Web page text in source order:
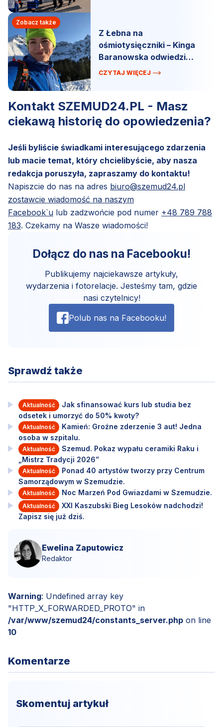
Zobacz także
Z Łebna na
ośmiotysięczniki – Kinga
Baranowska odwiedzi
rodzinną miejscowość!
CZYTAJ WIĘCEJ
Kontakt SZEMUD24.PL - Masz
ciekawą historię do opowiedzenia?
Jeśli byliście świadkami interesującego zdarzenia
lub macie temat, który chcielibyście, aby nasza
redakcja poruszyła, zapraszamy do kontaktu!
Napiszcie do nas na adres biuro@szemud24.pl
zostawcie wiadomość na naszym
Facebook`u lub zadzwońcie pod numer +48 789 788
183. Czekamy na Wasze wiadomości!
Dołącz do nas na Facebooku!
Publikujemy najciekawsze artykuły,
wydarzenia i fotorelacje. Jesteśmy tam, gdzie
nasi czytelnicy!
Polub nas na Facebooku!
Sprawdź także
Aktualność
Jak sfinansować kurs lub studia bez
odsetek i umorzyć do 50% kwoty?
Aktualność
Kamień: Groźne zderzenie 3 aut! Jedna
osoba w szpitalu.
Aktualność
Szemud. Pokaz wypału ceramiki Raku i
„Mistrz Tradycji 2026”
Aktualność
Ponad 40 artystów tworzy przy Centrum
Samorządowym w Szemudzie.
Aktualność Noc Marzeń Pod Gwiazdami w Szemudzie.
Aktualność
XXI Kaszubski Bieg Lesoków nadchodzi!
Zapisz się już dziś.
Ewelina Zaputowicz
Redaktor
Warning: Undefined array key
"HTTP_X_FORWARDED_PROTO" in
/var/www/szemud24/constants_server.php on line
10
Komentarze
Skomentuj artykuł